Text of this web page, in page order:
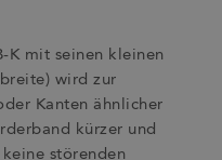
K mit seinen kleinen
wird zur
Kanten ähnlicher
kürzer und
störenden